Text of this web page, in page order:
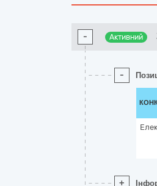
- Активний
-
+